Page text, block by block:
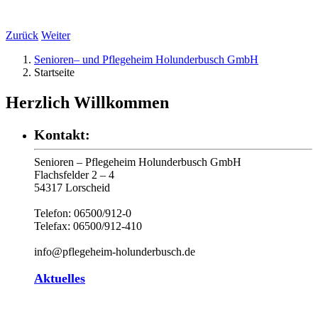
Zurück Weiter
Senioren– und Pflegeheim Holunderbusch GmbH
Startseite
Herzlich Willkommen
Kontakt:
Senioren – Pflegeheim Holunderbusch GmbH
Flachsfelder 2 – 4
54317 Lorscheid
Telefon: 06500/912-0
Telefax: 06500/912-410
info@pflegeheim-holunderbusch.de
Aktuelles